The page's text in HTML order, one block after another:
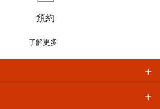
預約
了解更多